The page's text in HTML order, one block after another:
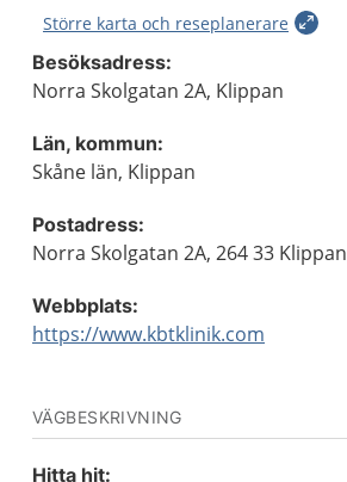
Större karta och reseplanerare
Besöksadress:
Norra Skolgatan 2A, Klippan
Län, kommun:
Skåne län, Klippan
Postadress:
Norra Skolgatan 2A, 264 33 Klippan
Webbplats:
https://www.kbtklinik.com
VÄGBESKRIVNING
Hitta hit: